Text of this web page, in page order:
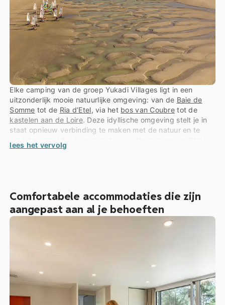
Elke camping van de groep Yukadi Villages ligt in een
uitzonderlijk mooie natuurlijke omgeving: van de Baie de
Somme tot de Ria d’Etel, via het bos van Coubre tot de
kastelen aan de Loire. Deze idyllische omgeving stelt je in
staat opnieuw verbinding te maken met de natuur en te
voor, je wordt wakker met de geluiden van de natuur,
lees het vervolg
Comfortabele accommodaties die zijn
aangepast aan al je behoeften